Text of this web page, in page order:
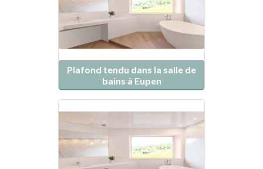
Plafond tendu dans la salle de
bains à Eupen